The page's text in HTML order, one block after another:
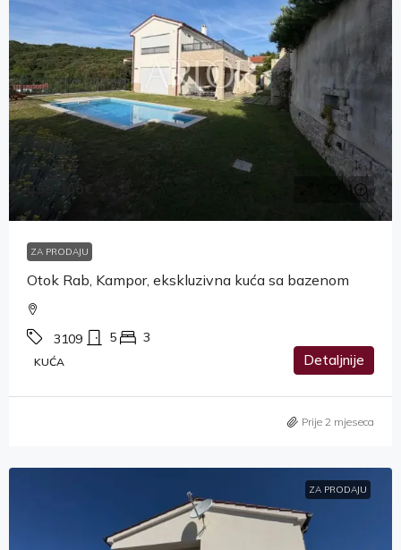
899,900€
ZA PRODAJU
Otok Rab, Kampor, ekskluzivna kuća sa bazenom
3109 5 3
KUĆA Detaljnije
Prije 2 mjeseca
ZA PRODAJU